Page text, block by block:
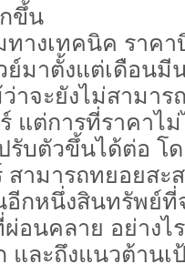
ขึ้น
างเทคนิค ราค
ย์มาตั้งแต่เดือน
าจะยังไม่สามา
แต่การที่ราคาไ
รับตัวขึ้นได้ต่อ โ
สามารถทยอยสะ
อีกหนึ่งสินทรัพย์ที่
อนคลาย อย่างไ
ละถึงแนวต้านเ